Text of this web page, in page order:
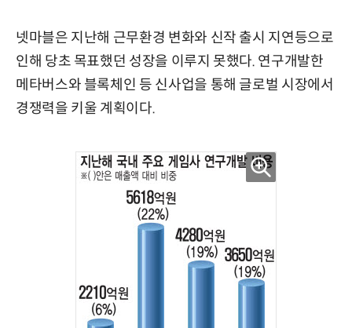
넷마블은 지난해 근무환경 변화와 신작 출시 지연등으로
인해 당초 목표했던 성장을 이루지 못했다. 연구개발한
메타버스와 블록체인 등 신사업을 통해 글로벌 시장에서
경쟁력을 키울 계획이다.